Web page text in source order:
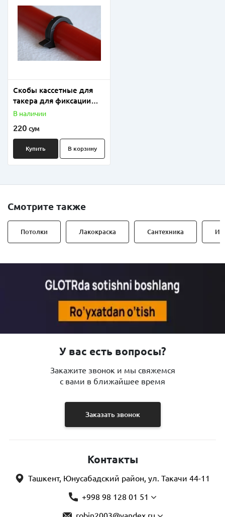
Скобы кассетные для
такера для фиксации
труб напольного
В наличии
220 сум
Купить В корзину
Смотрите также
Потолки Лакокраска Сантехника
У вас есть вопросы?
Закажите звонок и мы свяжемся
с вами в ближайшее время
Заказать звонок
Контакты
Ташкент, Юнусабадский район, ул. Такачи 44-11
+998 98 128 01 51